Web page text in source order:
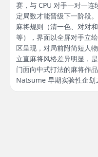
赛，与 CPU 对手一对一连
定局数才能晋级下一阶段
麻将规则（清一色、对对
等），界面以全屏对手立
区呈现，对局前附简短人
立直麻将风格差异明显，
门面向中式打法的麻将作
Natsume 早期实验性企划